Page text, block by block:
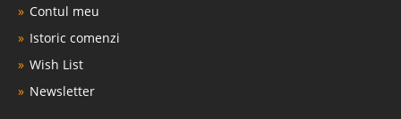
Contul meu
Istoric comenzi
Wish List
Newsletter